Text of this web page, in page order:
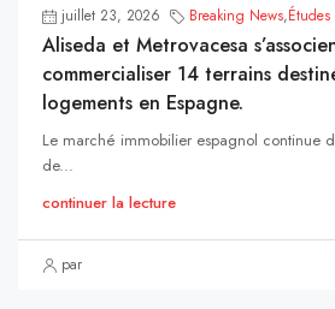
juillet 23, 2026 Breaking News,Études
Aliseda et Metrovacesa
commercialiser 14 terrains
logements en Espagne.
Le marché immobilier espagnol continue
de...
continuer la lecture
par